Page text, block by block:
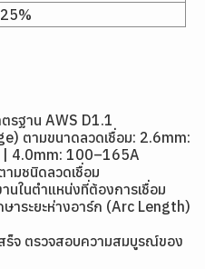
25%
รฐาน AWS D1.1
ตามขนาดลวดเชื่อม: 2.6mm:
4.0mm: 100–165A
ามชนิดลวดเชื่อม
ในตำแหน่งที่ต้องการเชื่อม
ษาระยะห่างอาร์ก (Arc Length)
ร็จ ตรวจสอบความสมบูรณ์ของ